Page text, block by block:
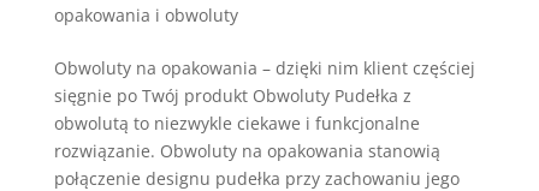
opakowania i obwoluty
Obwoluty na opakowania – dzięki nim klient częściej
sięgnie po Twój produkt Obwoluty Pudełka z
obwolutą to niezwykle ciekawe i funkcjonalne
rozwiązanie. Obwoluty na opakowania stanowią
połączenie designu pudełka przy zachowaniu jego